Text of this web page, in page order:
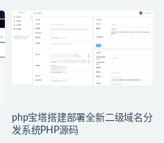
php宝塔搭建部署全新二级域名分
发系统PHP源码